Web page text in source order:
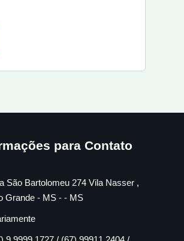
para Contato
São Bartolomeu 274 Vila Nasser ,
Grande - MS - - MS